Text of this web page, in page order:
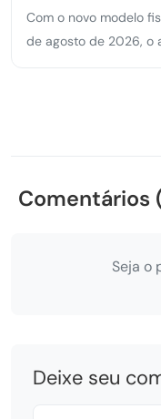
Com o novo modelo
de agosto de 2026, o
Comentários
Seja o
Deixe seu